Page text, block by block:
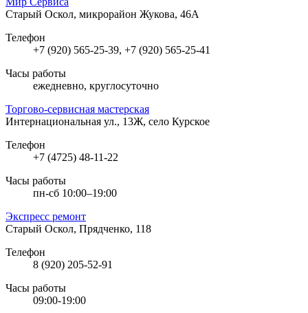
Старый Оскол, микрорайон Жукова, 46А
Телефон
+7 (920) 565-25-39, +7 (920) 565-25-41
Часы работы
ежедневно, круглосуточно
Торгово-сервисная мастерская
Интернациональная ул., 13Ж, село Курское
Телефон
+7 (4725) 48-11-22
Часы работы
пн-сб 10:00–19:00
Экспресс ремонт
Старый Оскол, Прядченко, 118
Телефон
8 (920) 205-52-91
Часы работы
09:00-19:00